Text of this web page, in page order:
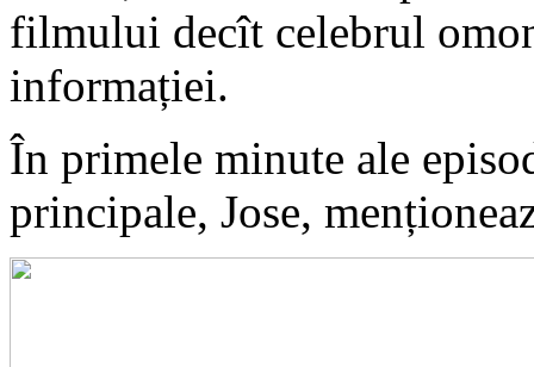
filmului decît celebrul
informației.
În primele minute ale
principale, Jose,